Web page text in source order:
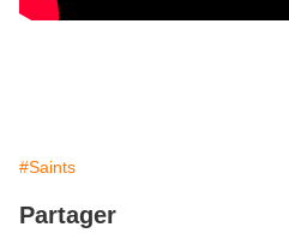
#Saints
Partager